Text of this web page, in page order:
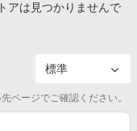
アは見つかりませんで
ページでご確認ください。